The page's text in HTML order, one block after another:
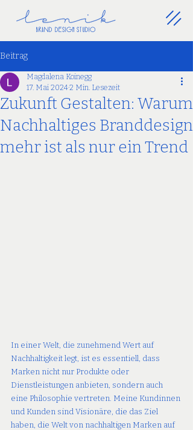
BrAnD DesiGN STUDiO
Beitrag
Zukunft Gestalten: Warum
Nachhaltiges Branddesign
mehr ist als nur ein Trend
Magdalena Koinegg
17. Mai 20242 Min. Lesezeit
In einer Welt, die zunehmend Wert auf
Nachhaltigkeit legt, ist es essentiell, dass
Marken nicht nur Produkte oder
Dienstleistungen anbieten, sondern auch
eine Philosophie vertreten. Meine Kundinnen
und Kunden sind Visionäre, die das Ziel
haben, die Welt von nachhaltigen Marken auf